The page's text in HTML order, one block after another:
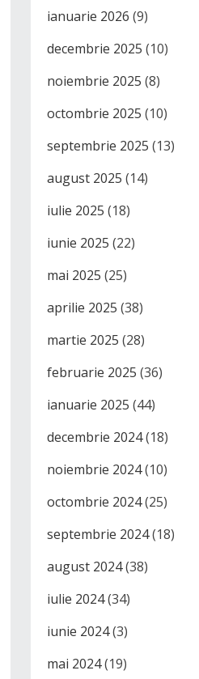
ianuarie 2026 (9)
decembrie 2025 (10)
noiembrie 2025 (8)
octombrie 2025 (10)
septembrie 2025 (13)
august 2025 (14)
iulie 2025 (18)
iunie 2025 (22)
mai 2025 (25)
aprilie 2025 (38)
martie 2025 (28)
februarie 2025 (36)
ianuarie 2025 (44)
decembrie 2024(18)
noiembrie 2024(10)
octombrie 2024(25)
septembrie 2024(18)
august 2024(38)
iulie 2024(34)
iunie 2024(3)
mai 2024(19)